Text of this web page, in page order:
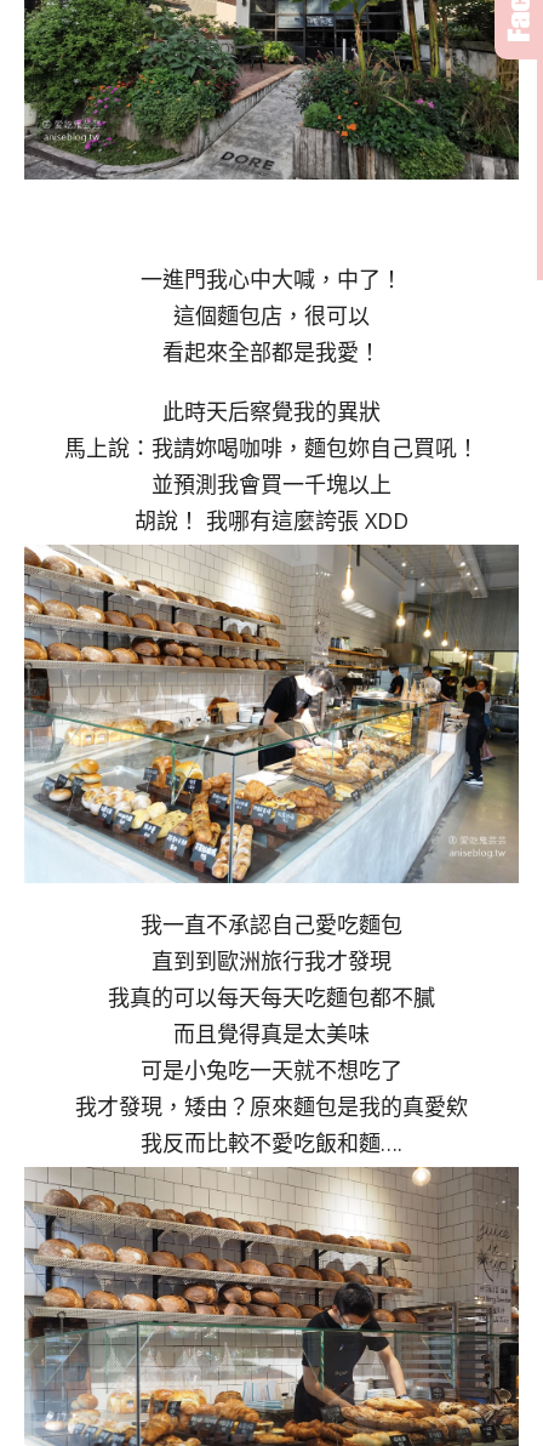
一進門我心中大喊，中了！
這個麵包店，很可以
看起來全部都是我愛！
此時天后察覺我的異狀
馬上說：我請妳喝咖啡，麵包妳自己買吼！
並預測我會買一千塊以上
胡說！ 我哪有這麼誇張 XDD
我一直不承認自己愛吃麵包
直到到歐洲旅行我才發現
我真的可以每天每天吃麵包都不膩
而且覺得真是太美味
可是小兔吃一天就不想吃了
我才發現，矮由？原來麵包是我的真愛欸
我反而比較不愛吃飯和麵….